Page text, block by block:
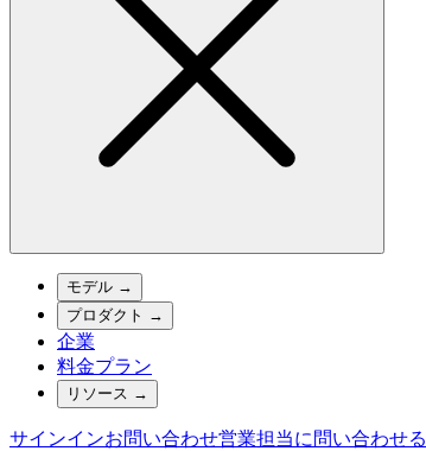
モデル →
プロダクト →
企業
料金プラン
リソース →
サインインお問い合わせ営業担当に問い合わせる